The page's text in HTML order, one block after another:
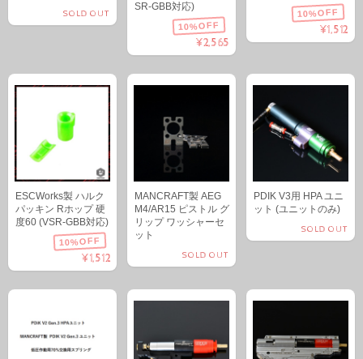
SOLD OUT
SR-GBB対応)
10%OFF
¥2,565
10%OFF
¥1,512
ESCWorks製 ハルク
パッキン Rホップ 硬
度60 (VSR-GBB対応)
10%OFF
¥1,512
MANCRAFT製 AEG
M4/AR15 ピストル グ
リップ ワッシャーセ
ット
SOLD OUT
PDIK V3用 HPA ユニ
ット (ユニットのみ)
SOLD OUT